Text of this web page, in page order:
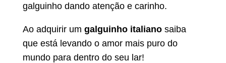
galguinho dando atenção e carinho.
Ao adquirir um galguinho italiano saiba
que está levando o amor mais puro do
mundo para dentro do seu lar!